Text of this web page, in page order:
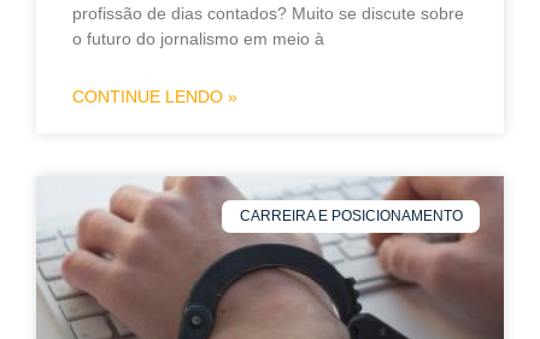
profissão de dias contados? Muito se discute sobre
o futuro do jornalismo em meio à
CONTINUE LENDO »
CARREIRA E POSICIONAMENTO